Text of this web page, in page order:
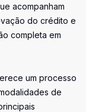
acompanham
do crédito e
completa em
um processo
de